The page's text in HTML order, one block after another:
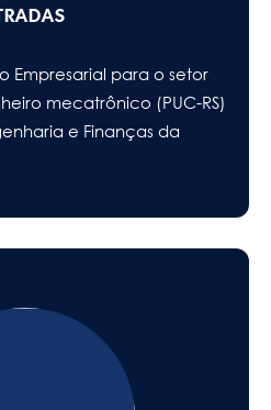
Empresarial para o setor
mecatrônico (PUC-RS)
e Finanças da